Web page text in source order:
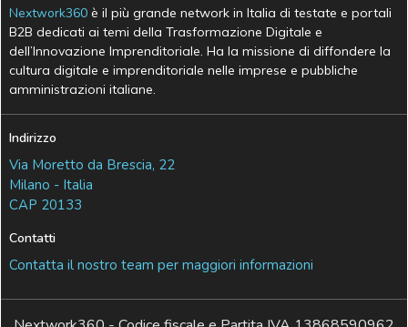
Nextwork360 è il più grande network in Italia di testate e portali
B2B dedicati ai temi della Trasformazione Digitale e
dell’Innovazione Imprenditoriale. Ha la missione di diffondere la
cultura digitale e imprenditoriale nelle imprese e pubbliche
amministrazioni italiane.
Indirizzo
Via Moretto da Brescia, 22
Milano - Italia
CAP 20133
Contatti
Contatta il nostro team per maggiori informazioni